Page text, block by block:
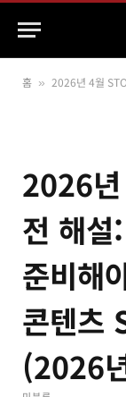
홈 » 2026년 4월 STO 시행령 완
2026
전 해설
준비해
콘텐츠
(2026